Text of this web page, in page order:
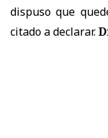
dispuso que
citado a declarar.